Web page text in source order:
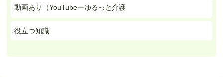
動画あり（YouTubeーゆるっと介護
役立つ知識